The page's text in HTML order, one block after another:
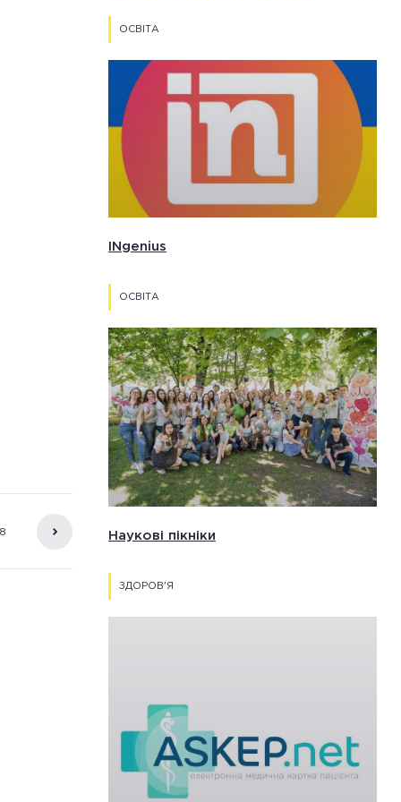
05/ЛЮТ 2026 КОНКУРС
ОСВІТА
INgenius
ОСВІТА
Наукові пікніки
ЗДОРОВ'Я